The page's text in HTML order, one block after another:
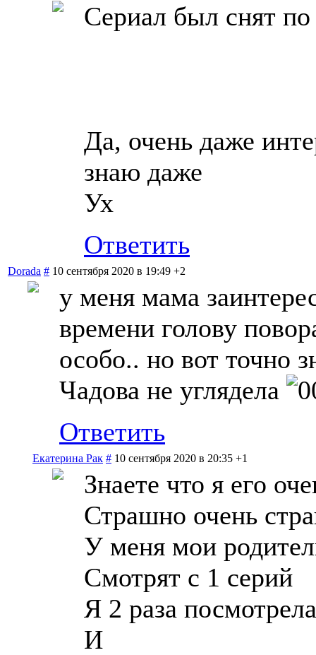
Сериал был снят
Да, очень даже
знаю даже
Ух
Ответить
Dorada # 10 сентября 2020 в 19:49 +2
у меня мама
времени голову
особо.. но вот точно
Чадова не углядела
Ответить
Екатерина Рак # 10 сентября 2020 в 20:35 +1
Знаете что я его
Страшно очень
У меня мои
Смотрят с 1 серий
Я 2 раза посмотрела
И